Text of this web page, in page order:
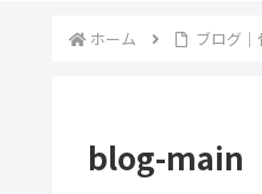
ホーム ブログ
blog-main